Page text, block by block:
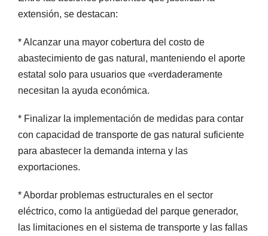
extensión, se destacan:
* Alcanzar una mayor cobertura del costo de
abastecimiento de gas natural, manteniendo el aporte
estatal solo para usuarios que «verdaderamente
necesitan la ayuda económica.
* Finalizar la implementación de medidas para contar
con capacidad de transporte de gas natural suficiente
para abastecer la demanda interna y las
exportaciones.
* Abordar problemas estructurales en el sector
eléctrico, como la antigüedad del parque generador,
las limitaciones en el sistema de transporte y las fallas